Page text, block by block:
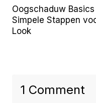
Oogschaduw
Simpele Stappen
Look
1 Comment